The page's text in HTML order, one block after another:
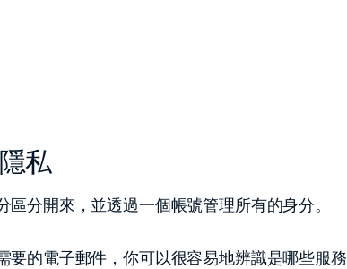
私
區分開來，並透過一個帳號管理所有的身分。
要的電子郵件，你可以很容易地辨識是哪些服務